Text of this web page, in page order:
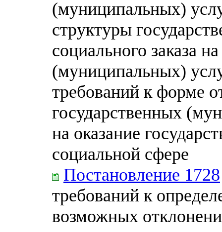
(муниципальных)
структуры
социального заказа
(муниципальных)
требований к форме
государственных
на оказание
социальной сфере
Постановление 1728
требований к
возможных